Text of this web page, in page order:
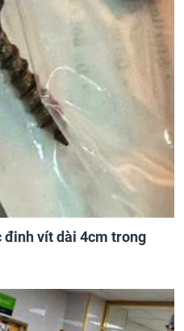
đinh vít dài 4cm trong